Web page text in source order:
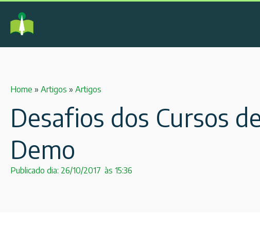
Home » Artigos » Artigos
Desafios dos Cursos
Demo
Publicado dia: 26/10/2017 às 15:36